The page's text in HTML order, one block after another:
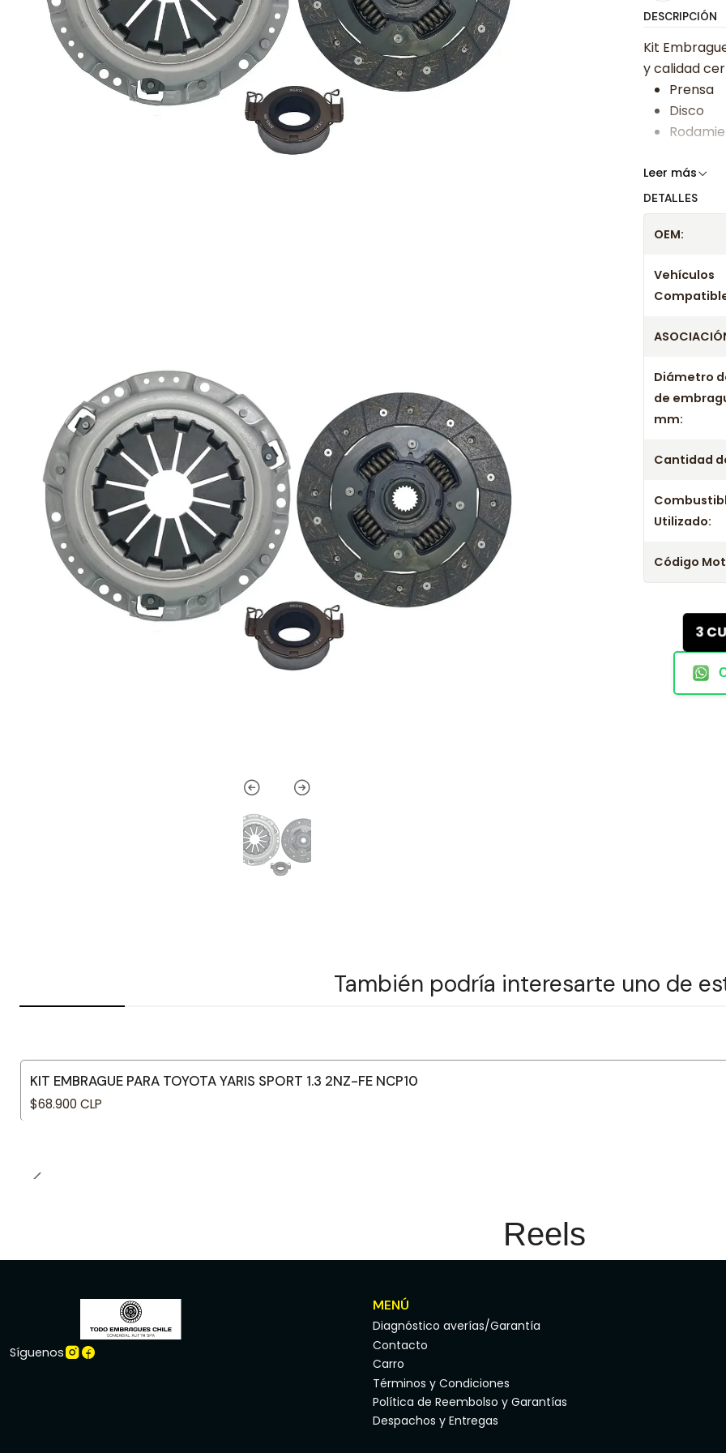
DESCRIPCIÓN
Kit
y calidad
Prensa
Disco
Somos
Leer más
DETALLES
OEM:
Vehículos
Diámetro
de
mm:
Cantidad
Utilizado:
Código
3
También podría interesarte uno de
KIT EMBRAGUE PARA TOYOTA YARIS SPORT 1.3 2NZ-FE NCP10
$68.900 CLP
Reels
Síguenos
MENÚ
Diagnóstico averías/Garantía
Contacto
Carro
Términos y Condiciones
Política de Reembolso y Garantías
Despachos y Entregas